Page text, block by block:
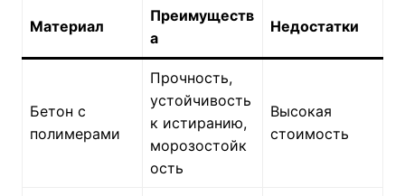
Материал
Преимуществ
а
Недостатки
Бетон с
полимерами
Прочность,
устойчивость
к истиранию,
морозостойк
ость
Высокая
стоимость